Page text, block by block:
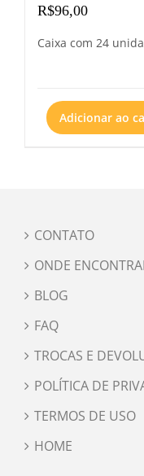
Caixa com 24
R$96,00
Adicionar ao
CONTATO
ONDE
BLOG
FAQ
TROCAS E
POLÍTICA DE
TERMOS DE USO
HOME